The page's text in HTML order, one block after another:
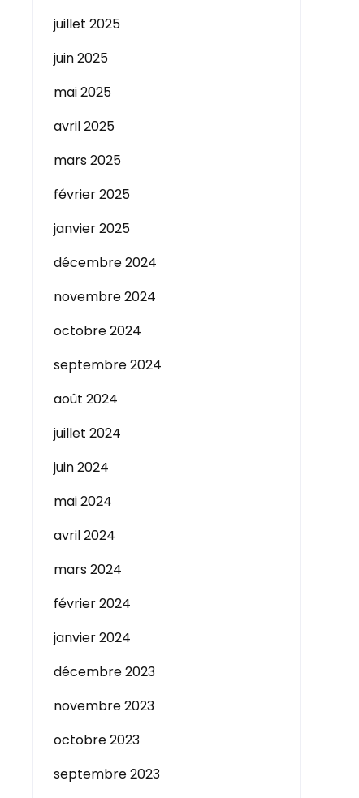
juillet 2025
juin 2025
mai 2025
avril 2025
mars 2025
février 2025
janvier 2025
décembre 2024
novembre 2024
octobre 2024
septembre 2024
août 2024
juillet 2024
juin 2024
mai 2024
avril 2024
mars 2024
février 2024
janvier 2024
décembre 2023
novembre 2023
octobre 2023
septembre 2023